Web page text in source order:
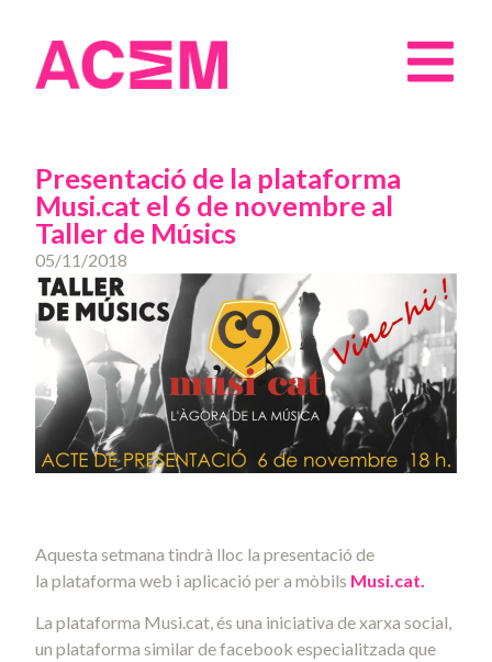
Presentació de la plataforma
Musi.cat el 6 de novembre al
Taller de Músics
05/11/2018
Aquesta setmana tindrà lloc la presentació de
la plataforma web i aplicació per a mòbils Musi.cat.
La plataforma Musi.cat, és una iniciativa de xarxa social,
un plataforma similar de facebook especialitzada que